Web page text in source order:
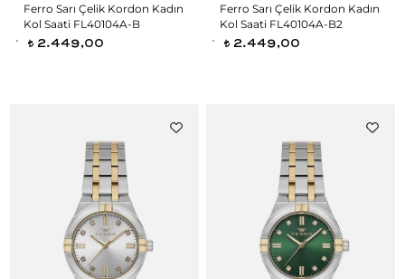
Ferro Sarı Çelik Kordon Kadın
Kol Saati FL40104A-B
t 2.449,00
Ferro Sarı Çelik Kordon Kadın
Kol Saati FL40104A-B2
t 2.449,00